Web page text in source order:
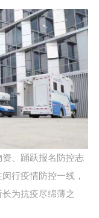
、踊跃报名防控志
行疫情防控一线，
为抗疫尽绵薄之